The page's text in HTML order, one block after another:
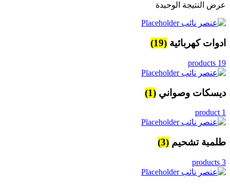
عرض النتيجة الوحيدة
ادوات كهربائية (19)
19 products
ديسكات وصواني (1)
1 product
طلمبة تشحيم (3)
3 products